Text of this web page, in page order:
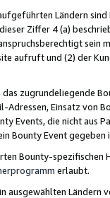
Ländern
Ziffer 4 (a)
sein
aufruft und (2) der
zugrundeliegende
Adressen, Einsatz von
Events, die nicht
Bounty Event
Bounty-spezifischen
erlaubt.
ausgewählten Ländern